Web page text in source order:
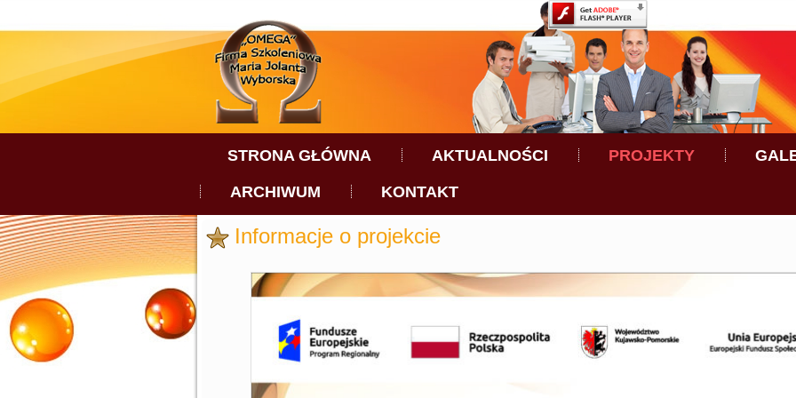
STRONA GŁÓWNA AKTUALNOŚCI PROJEKTY
ARCHIWUM KONTAKT
Informacje o projekcie